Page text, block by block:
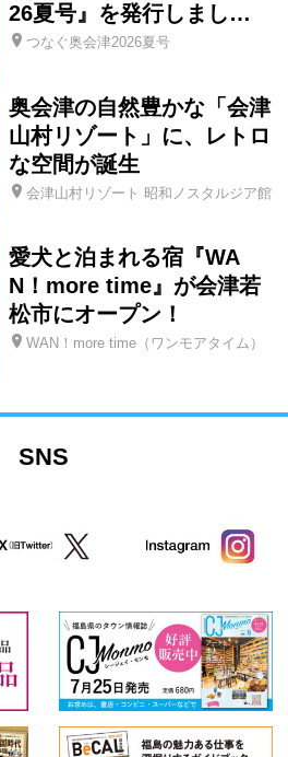
26夏号』を発行しまし…
つなぐ奥会津2026夏号
奥会津の自然豊かな「会津
山村リゾート」に、レトロ
な空間が誕生
会津山村リゾート 昭和ノスタルジア館
愛犬と泊まれる宿『WA
N！more time』が会津若
松市にオープン！
WAN！more time（ワンモアタイム）
SNS